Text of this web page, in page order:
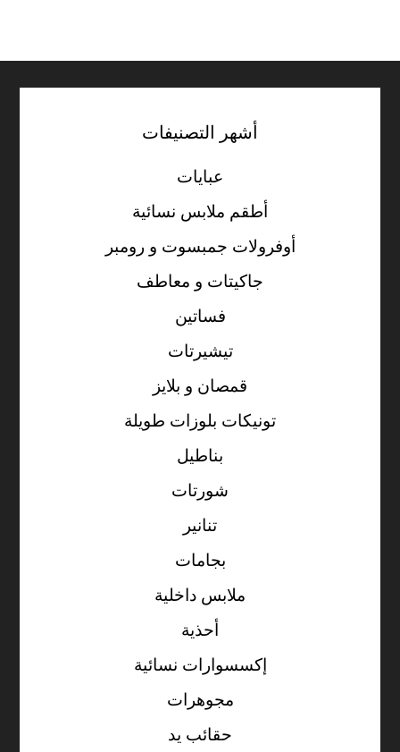
أشهر التصنيفات
عبايات
أطقم ملابس نسائية
أوفرولات جمبسوت و رومبر
جاكيتات و معاطف
فساتين
تيشيرتات
قمصان و بلايز
تونيكات بلوزات طويلة
بناطيل
شورتات
تنانير
بجامات
ملابس داخلية
أحذية
إكسسوارات نسائية
مجوهرات
حقائب يد